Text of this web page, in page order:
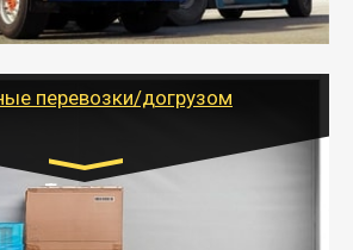
предоставляет услуги по
для физических и юридических лиц
перевозки/догрузом
Транспорт:
тонны), Бычок, Еврофура от 5 до
10 тонн